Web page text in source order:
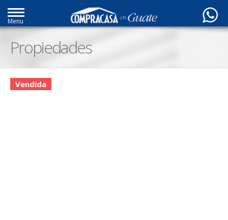
Menu
Propiedades
Vendida